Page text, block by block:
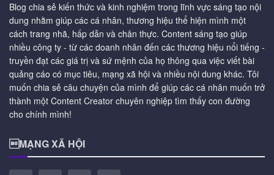
Blog chia sẻ kiến thức và kinh nghiệm trong lĩnh vực sáng tạo nội
dung nhằm giúp các cá nhân, thương hiệu thể hiện mình một
cách trang nhã, hấp dẫn và chân thực. Content sáng tạo giúp
nhiều công ty - từ các doanh nhân đến các thương hiệu nổi tiếng -
truyền đạt các giá trị và sứ mệnh của họ thông qua việc viết bài
quảng cáo có mục tiêu, mạng xã hội và nhiều nội dung khác. Tôi
muốn chia sẻ câu chuyện của mình để giúp các cá nhân muốn trở
thành một Content Creator chuyên nghiệp tìm thấy con đường
cho chính mình!
MẠNG XÃ HỘI